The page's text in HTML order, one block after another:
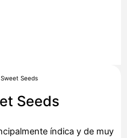
Seeds
Seeds
índica y de muy